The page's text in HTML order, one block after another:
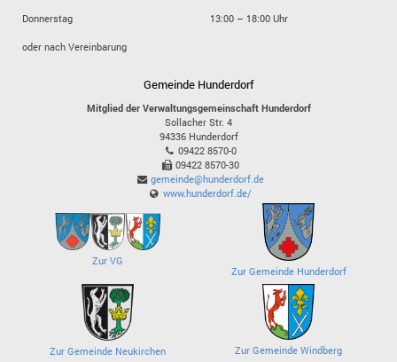
Donnerstag
13:00 – 18:00 Uhr
oder nach Vereinbarung
Gemeinde Hunderdorf
Mitglied der Verwaltungsgemeinschaft Hunderdorf
Sollacher Str. 4
94336 Hunderdorf
09422 8570-0
09422 8570-30
gemeinde@hunderdorf.de
www.hunderdorf.de/
Zur VG
Zur Gemeinde Hunderdorf
Zur Gemeinde Neukirchen Zur Gemeinde Windberg